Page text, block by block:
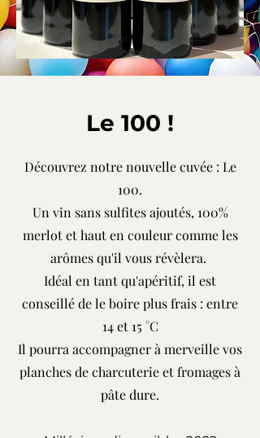
Le 100 !
Découvrez notre nouvelle cuvée : Le
100.
Un vin sans sulfites ajoutés, 100%
merlot et haut en couleur comme les
arômes qu'il vous révèlera.
Idéal en tant qu'apéritif, il est
conseillé de le boire plus frais : entre
14 et 15 °C
Il pourra accompagner à merveille vos
planches de charcuterie et fromages à
pâte dure.